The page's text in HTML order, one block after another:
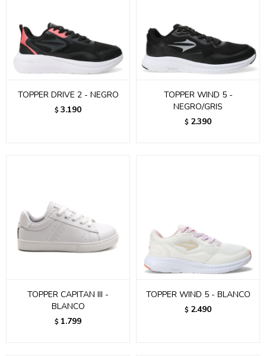
TOPPER DRIVE 2 - NEGRO
$ 3.190
TOPPER WIND 5 -
NEGRO/GRIS
$ 2.390
TOPPER CAPITAN III -
BLANCO
$ 1.799
TOPPER WIND 5 - BLANCO
$ 2.490